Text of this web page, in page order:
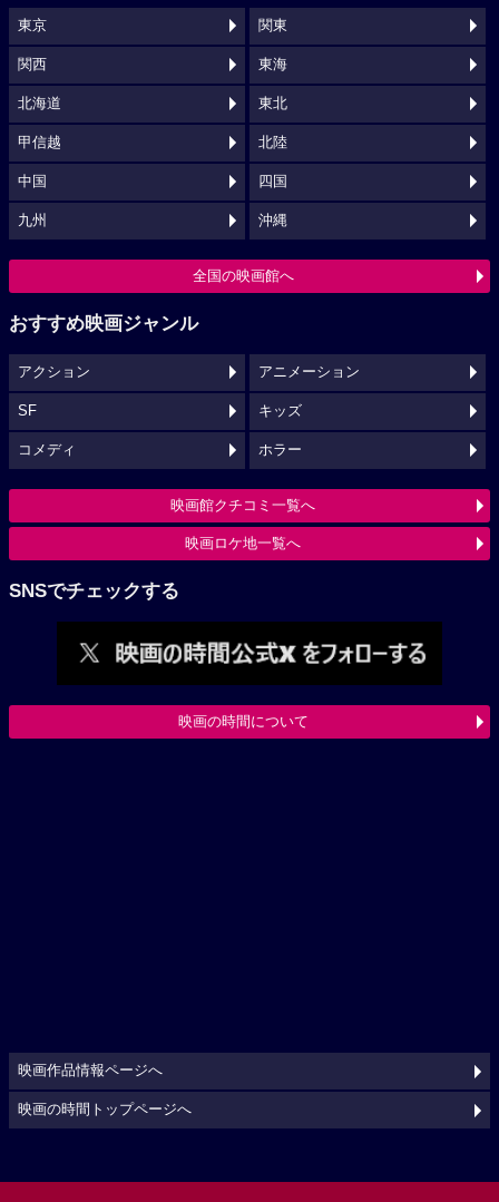
東京 関東
関西 東海
北海道 東北
甲信越 北陸
中国 四国
九州 沖縄
全国の映画館へ
おすすめ映画ジャンル
アクション アニメーション
SF キッズ
コメディ ホラー
映画館クチコミ一覧へ
映画ロケ地一覧へ
SNSでチェックする
映画の時間について
映画作品情報ページへ
映画の時間トップページへ